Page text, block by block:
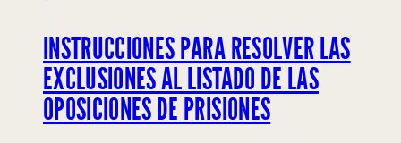
INSTRUCCIONES PARA RESOLVER LAS
EXCLUSIONES AL LISTADO DE LAS
OPOSICIONES DE PRISIONES